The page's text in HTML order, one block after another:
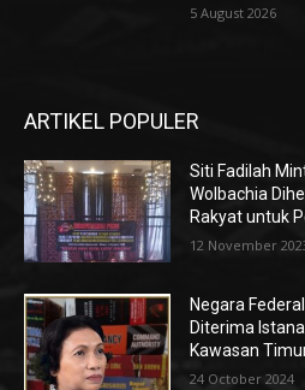
5 August 2026
ARTIKEL POPULER
Siti Fadilah
Wolbachia
Rakyat untuk
12 November
Negara
Diterima
Kawasan
24 October 2024